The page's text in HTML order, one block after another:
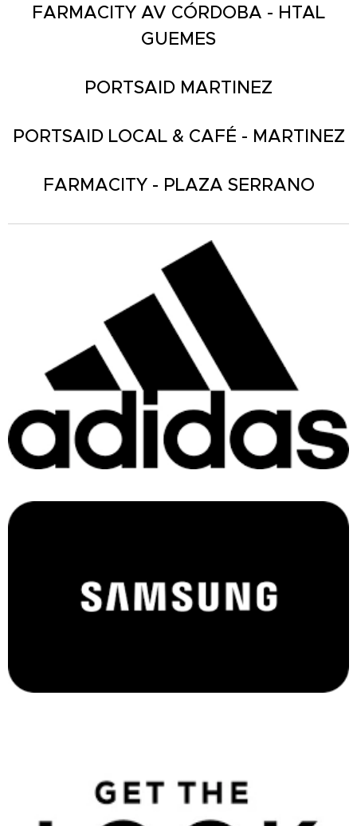
FARMACITY AV CÓRDOBA - HTAL
GUEMES
PORTSAID MARTINEZ
PORTSAID LOCAL & CAFÉ - MARTINEZ
FARMACITY - PLAZA SERRANO